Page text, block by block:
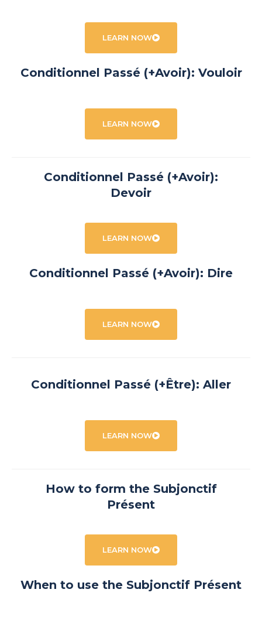
LEARN NOW
Conditionnel Passé (+Avoir): Vouloir
LEARN NOW
Conditionnel Passé (+Avoir):
Devoir
LEARN NOW
Conditionnel Passé (+Avoir): Dire
LEARN NOW
Conditionnel Passé (+Être): Aller
LEARN NOW
How to form the Subjonctif
Présent
LEARN NOW
When to use the Subjonctif Présent